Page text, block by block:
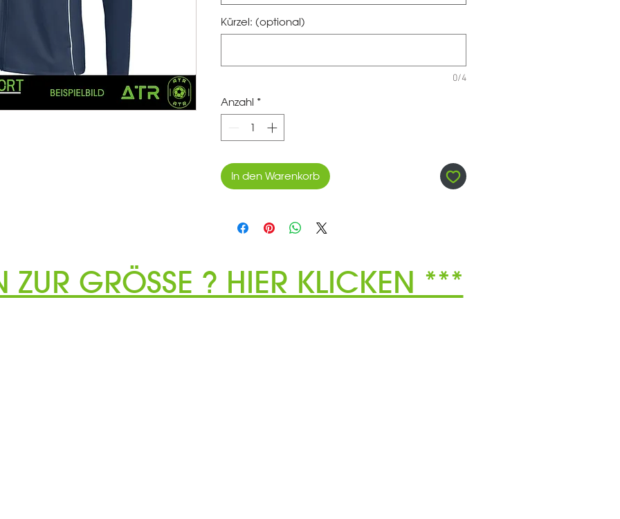
Kürzel: (optional)
0/4
Anzahl *
In den Warenkorb
ZUR GRÖSSE ? HIER KLICKEN ***